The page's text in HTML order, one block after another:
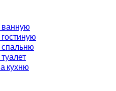
ванную
спальню
кухню